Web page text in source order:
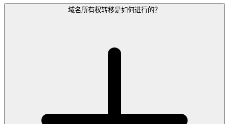
域名所有权转移是如何进行的？